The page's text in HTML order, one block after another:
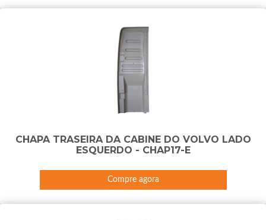
CHAPA TRASEIRA DA CABINE DO VOLVO LADO
ESQUERDO - CHAP17-E
Compre agora